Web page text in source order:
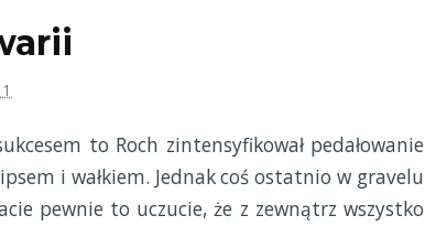
to Roch zintensyfikował pedałowanie
i wałkiem. Jednak coś ostatnio w gravelu
pewnie to uczucie, że z zewnątrz wszystko